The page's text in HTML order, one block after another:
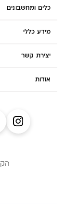
כלים ומחשבונים
מידע כללי
יצירת קשר
אודות